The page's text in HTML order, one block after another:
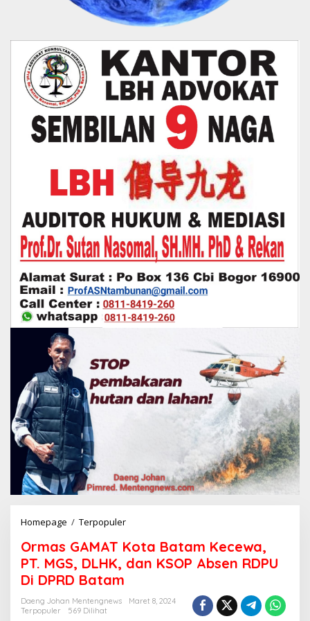
Homepage / Terpopuler
m
a
s
A
Ormas GAMAT Kota Batam Kecewa,
PT. MGS, DLHK, dan KSOP Absen RDPU
Di DPRD Batam
Daeng Johan Mentengnews
Maret 8, 2024
Terpopuler
569 Dilihat